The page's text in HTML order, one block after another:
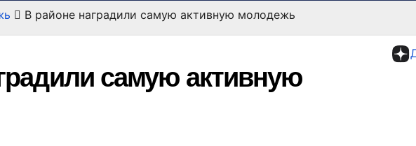
В районе наградили самую активную молодежь
самую активную